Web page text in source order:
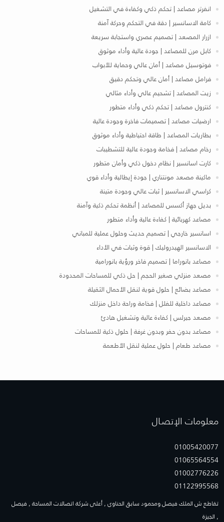
انفرتر مصاعد | تحكم ذكي وكفاءة في التشغيل
كامة الاسانسير | دقة في التحكم وحركة آمنة
ازرار المصعد | تصميم عصري واستجابة سريعة
كابل مرن للمصاعد | جودة عالية وأداء موثوق
فوتوسيل مصاعد | أمان عالي وحماية للأبواب
فرامل مصاعد | أمان عالي وتحكم دقيق
زيت المصاعد | تشحيم عالي وأداء مثالي
كنترول مصاعد | تحكم ذكي وأداء متطور
ارضيات مصاعد | تصميمات فاخرة وجودة عالية
بطاريات المصاعد | طاقة احتياطية وأداء موثوق
رخام مصاعد | فخامة وجودة عالية للتشطيبات
كارت اسانسير | نظام دخول ذكي وأمان متطور
ماكينة مصعد مونتناري | جودة إيطالية وأداء قوي
كراسي الاسانسير | ثبات عالي وجودة متينة
بديل جهاز أكسس للمصاعد | أنظمة تحكم ذكية وآمنة
مصاعد كهربائية | كفاءة عالية وأداء متطور
اسانسير خارجي | تصميم حديث وحلول عملية للمباني
الاسانسير الهيدروليك | قوة وثبات في الأداء
مصاعد بانوراما | تصميم فاخر ورؤية بانورامية
مصعد منزلي صغير الحجم | حل ذكي للمساحات المحدودة
مصاعد بضائع | حلول قوية لنقل الأحمال الثقيلة
مصاعد داخلية للفلل | فخامة وراحة داخل منزلك
مصعد جيرلس | كفاءة عالية وتشغيل هادئ
مصاعد بدون حفر وبدون غرفة | حلول ذكية للمساحات
مصاعد طعام | حلول عملية لنقل الأطعمة
معلومات الإتصـال
01005420077
01065564554
01002776226
01122995568
تقاطع ش الملك فيصل ومحمود سابق الحناوى , أعلى شركة اتصالات المساحة , فيصل
, الجيزة